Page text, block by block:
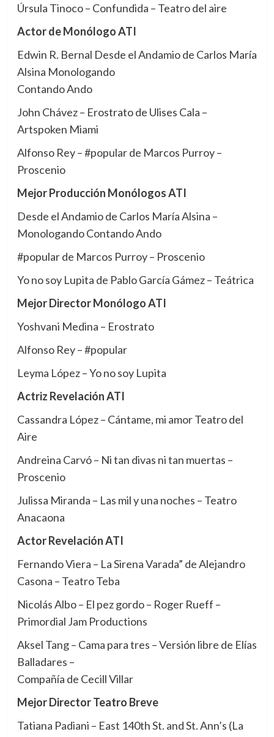
Úrsula Tinoco – Confundida – Teatro del aire
Actor de Monólogo ATI
Edwin R. Bernal Desde el Andamio de Carlos María
Alsina Monologando
Contando Ando
John Chávez – Erostrato de Ulises Cala –
Artspoken Miami
Alfonso Rey – #popular de Marcos Purroy –
Proscenio
Mejor Producción Monólogos ATI
Desde el Andamio de Carlos María Alsina –
Monologando Contando Ando
#popular de Marcos Purroy – Proscenio
Yo no soy Lupita de Pablo García Gámez – Teátrica
Mejor Director Monólogo ATI
Yoshvani Medina – Erostrato
Alfonso Rey – #popular
Leyma López – Yo no soy Lupita
Actriz Revelación ATI
Cassandra López – Cántame, mi amor Teatro del
Aire
Andreina Carvó – Ni tan divas ni tan muertas –
Proscenio
Julissa Miranda – Las mil y una noches – Teatro
Anacaona
Actor Revelación ATI
Fernando Viera – La Sirena Varada” de Alejandro
Casona – Teatro Teba
Nicolás Albo – El pez gordo – Roger Rueff –
Primordial Jam Productions
Aksel Tang – Cama para tres – Versión libre de Elías
Balladares –
Compañía de Cecill Villar
Mejor Director Teatro Breve
Tatiana Padiani – East 140th St. and St. Ann’s (La